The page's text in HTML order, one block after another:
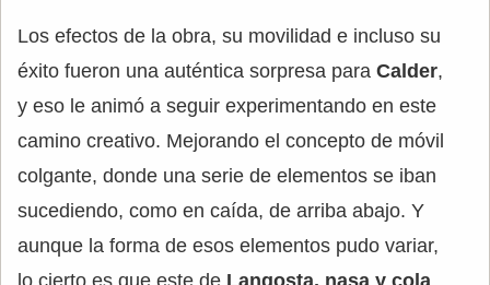
Los efectos de la obra, su movilidad e incluso su
éxito fueron una auténtica sorpresa para Calder,
y eso le animó a seguir experimentando en este
camino creativo. Mejorando el concepto de móvil
colgante, donde una serie de elementos se iban
sucediendo, como en caída, de arriba abajo. Y
aunque la forma de esos elementos pudo variar,